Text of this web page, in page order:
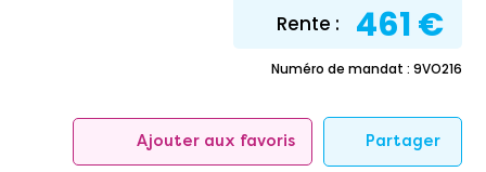
Rente : 461 €
Numéro de mandat : 9VO216
Ajouter aux favoris Partager